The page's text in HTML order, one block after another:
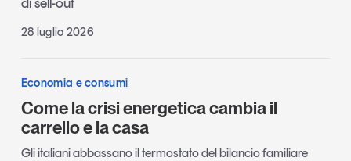
28 luglio 2026
Economia e consumi
Come la crisi energetica cambia il
carrello e la casa
Gli italiani abbassano il termostato del bilancio familiare